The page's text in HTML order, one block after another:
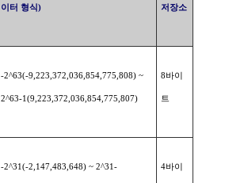
이터 형식) 저장소
-2^63(-9,223,372,036,854,775,808) ~
2^63-1(9,223,372,036,854,775,807)
8바이
트
-2^31(-2,147,483,648) ~ 2^31- 4바이